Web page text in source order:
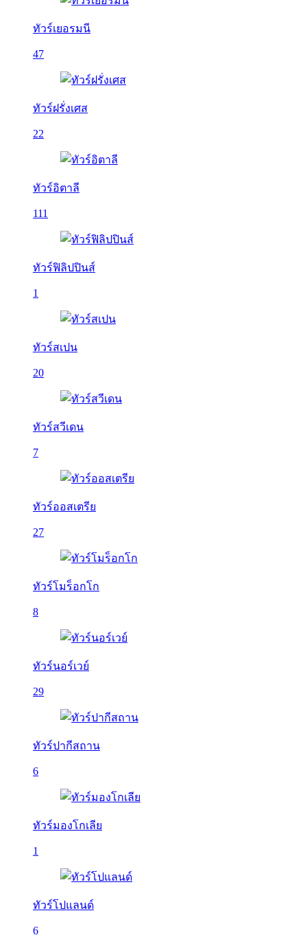
ทัวร์เยอรมนี
47
ทัวร์ฝรั่งเศส
22
ทัวร์อิตาลี
111
ทัวร์ฟิลิปปินส์
1
ทัวร์สเปน
20
ทัวร์สวีเดน
7
ทัวร์ออสเตรีย
27
ทัวร์โมร็อกโก
8
ทัวร์นอร์เวย์
29
ทัวร์ปากีสถาน
6
ทัวร์มองโกเลีย
1
ทัวร์โปแลนด์
6